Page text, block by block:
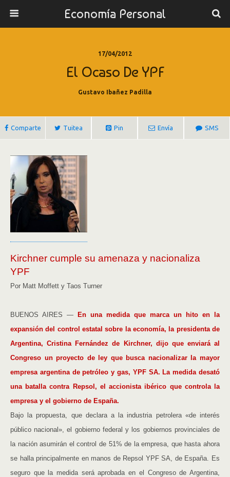
Economía Personal
17/04/2012
El Ocaso De YPF
Gustavo Ibañez Padilla
Comparte Tuitea Pin Envía SMS
Kirchner cumple su amenaza y nacionaliza
YPF
Por Matt Moffett y Taos Turner
BUENOS AIRES —
En una medida que marca un hito en la
expansión del control estatal sobre la economía, la presidenta de
Argentina, Cristina Fernández de Kirchner, dijo que enviará al
Congreso un proyecto de ley que busca nacionalizar la mayor
empresa argentina de petróleo y gas, YPF SA. La medida desató
una batalla contra Repsol, el accionista ibérico que controla la
empresa y el gobierno de España.
Bajo la propuesta, que declara a la industria petrolera «de interés
público nacional», el gobierno federal y los gobiernos provinciales de
la nación asumirán el control de 51% de la empresa, que hasta ahora
se halla principalmente en manos de Repsol YPF SA, de España. Es
seguro que la medida será aprobada en el Congreso de Argentina,